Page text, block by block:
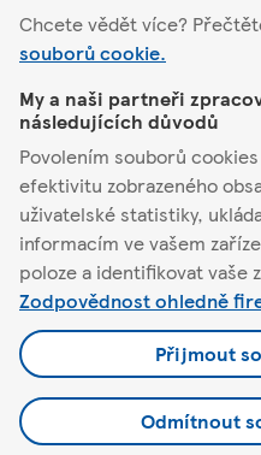
Chcete vědět více?
souborů cookie.
My a naši partneři
následujících důvodů
Povolením souborů
efektivitu zobrazeného
uživatelské statistiky,
informacím ve vašem
poloze a identifikovat vaše
Zodpovědnost ohledně
Přijmout
Odmítnout
Čerčany
Tesco
Pomůžeme vám
Co nabízíme
Podmínky a nastavení